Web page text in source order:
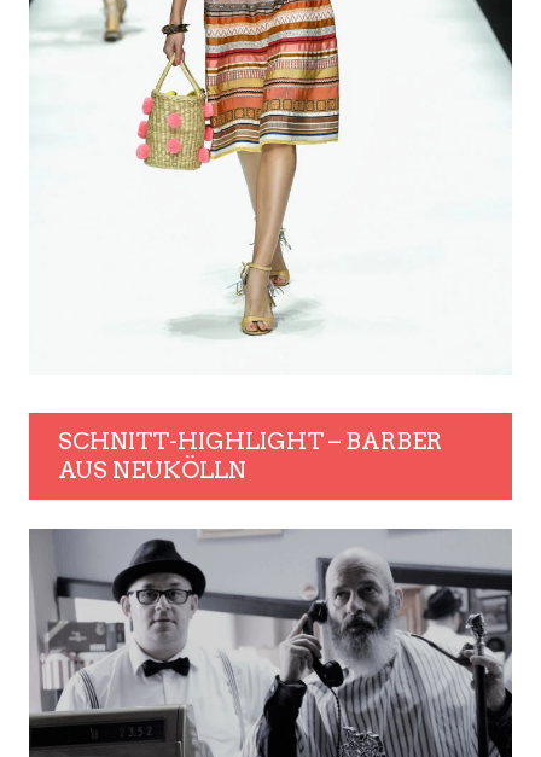
SCHNITT-HIGHLIGHT – BARBER
AUS NEUKÖLLN